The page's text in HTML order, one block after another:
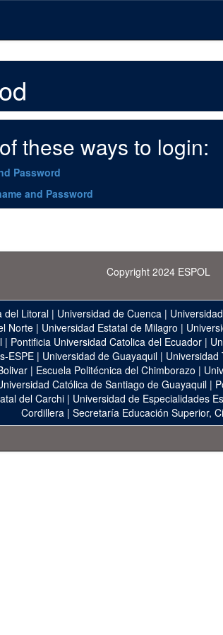
these ways to login:
Password
and Password
Copyright 2024 ESPOL
del Litoral | Universidad de Cuenca |
Norte| Universidad Estatal de Milagro |
| Pontificia Universidad Catolica del Ecuador|
ESPE | Universidad de Guayaquil | Universidad
| Escuela Politécnica del Chimborazo |
Católica de Santiago de Guayaquil |
del Carchi | Universidad de Especialidades
Cordillera| Secretaría Educación Superior,